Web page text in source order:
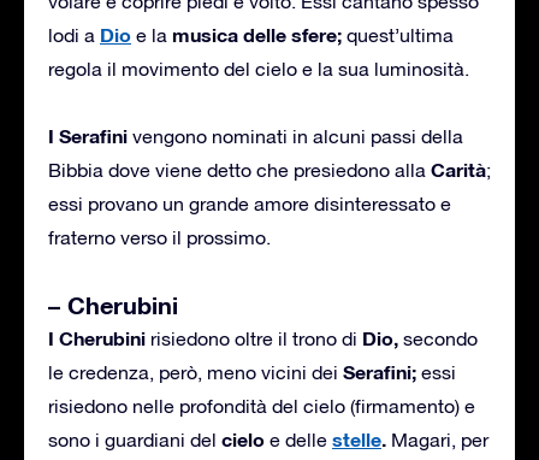
lodi a Dio e la musica delle sfere; quest’ultima
regola il movimento del cielo e la sua luminosità.
I Serafini vengono nominati in alcuni passi della
Bibbia dove viene detto che presiedono alla Carità;
essi provano un grande amore disinteressato e
fraterno verso il prossimo.
– Cherubini
I Cherubini risiedono oltre il trono di Dio, secondo
le credenza, però, meno vicini dei Serafini; essi
risiedono nelle profondità del cielo (firmamento) e
sono i guardiani del cielo e delle stelle. Magari, per